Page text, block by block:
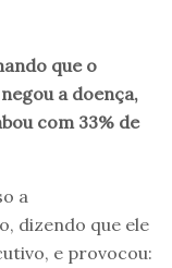
que o
a doença,
com 33% de
a
dizendo que ele
e provocou: